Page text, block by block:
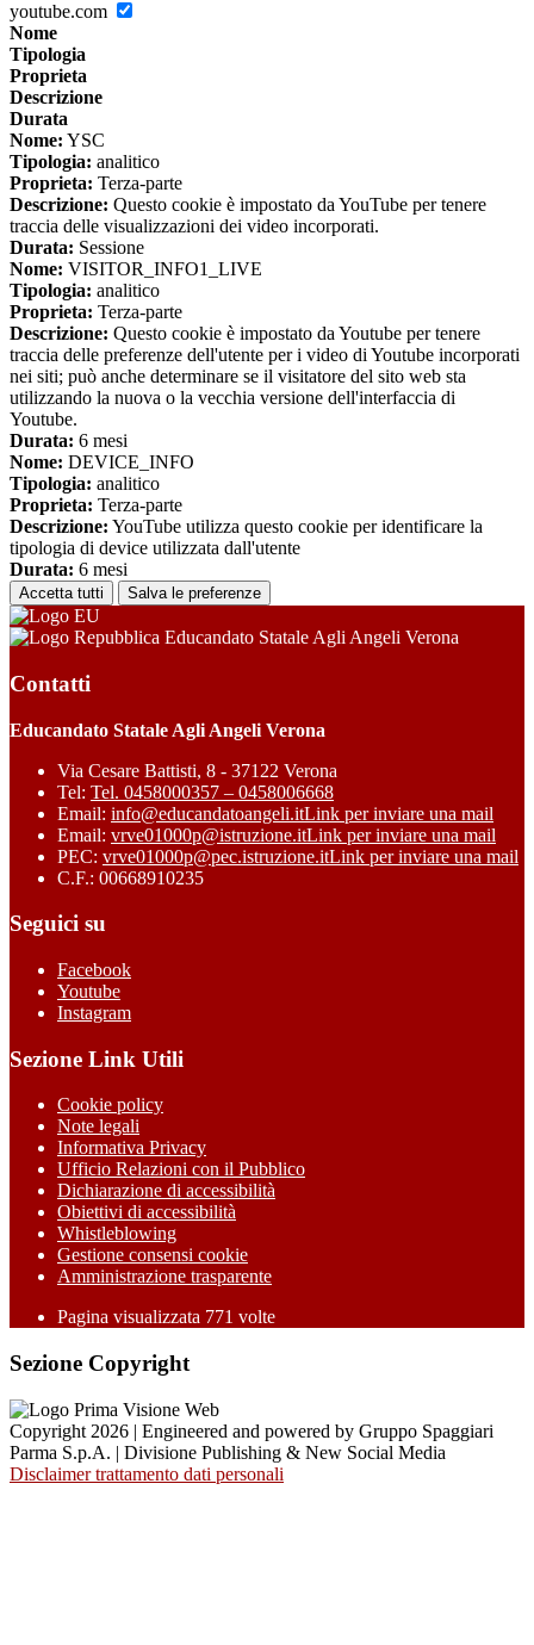
youtube.com
Nome
Tipologia
Proprieta
Descrizione
Durata
Nome: YSC
Tipologia: analitico
Proprieta: Terza-parte
Descrizione: Questo cookie è impostato da YouTube per tenere
traccia delle visualizzazioni dei video incorporati.
Durata: Sessione
Nome: VISITOR_INFO1_LIVE
Tipologia: analitico
Proprieta: Terza-parte
Descrizione: Questo cookie è impostato da Youtube per tenere
traccia delle preferenze dell'utente per i video di Youtube incorporati
nei siti; può anche determinare se il visitatore del sito web sta
utilizzando la nuova o la vecchia versione dell'interfaccia di
Youtube.
Durata: 6 mesi
Nome: DEVICE_INFO
Tipologia: analitico
Proprieta: Terza-parte
Descrizione: YouTube utilizza questo cookie per identificare la
tipologia di device utilizzata dall'utente
Durata: 6 mesi
Accetta tutti Salva le preferenze
Educandato Statale Agli Angeli Verona
Contatti
Educandato Statale Agli Angeli Verona
Via Cesare Battisti, 8 - 37122 Verona
Tel: Tel. 0458000357 – 0458006668
Email: info@educandatoangeli.itLink per inviare una mail
Email: vrve01000p@istruzione.itLink per inviare una mail
PEC: vrve01000p@pec.istruzione.itLink per inviare una mail
C.F.: 00668910235
Seguici su
Facebook
Youtube
Instagram
Sezione Link Utili
Cookie policy
Note legali
Informativa Privacy
Ufficio Relazioni con il Pubblico
Dichiarazione di accessibilità
Obiettivi di accessibilità
Whistleblowing
Gestione consensi cookie
Amministrazione trasparente
Pagina visualizzata 771 volte
Sezione Copyright
Copyright 2026 | Engineered and powered by Gruppo Spaggiari
Parma S.p.A. | Divisione Publishing & New Social Media
Disclaimer trattamento dati personali